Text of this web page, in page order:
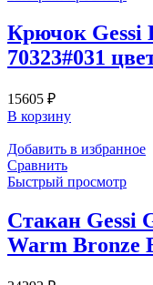
Крючок
70323#031
15605 ₽
В корзину
Добавить в избранное
Сравнить
Быстрый просмотр
Стакан Gessi
Warm Bronze